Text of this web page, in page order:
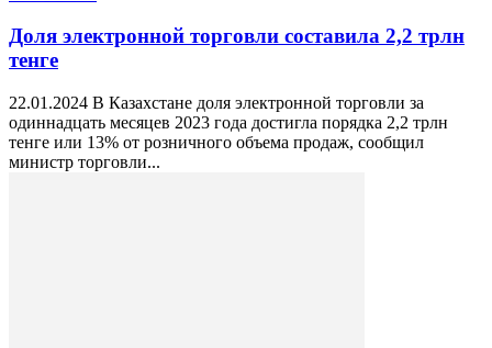
Доля электронной торговли составила 2,2 трлн
тенге
22.01.2024 В Казахстане доля электронной торговли за
одиннадцать месяцев 2023 года достигла порядка 2,2 трлн
тенге или 13% от розничного объема продаж, сообщил
министр торговли...